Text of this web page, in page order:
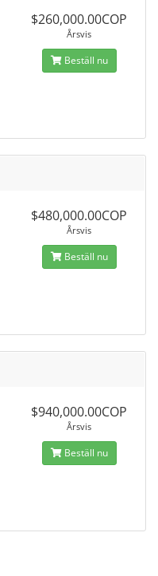
$260,000.00COP
Årsvis
Beställ nu
$480,000.00COP
Årsvis
Beställ nu
$940,000.00COP
Årsvis
Beställ nu